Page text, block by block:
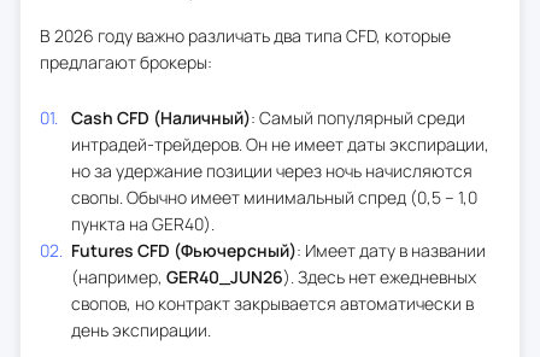
В 2026 году важно различать два типа CFD, которые
предлагают брокеры:
Cash CFD (Наличный): Самый популярный среди
интрадей-трейдеров. Он не имеет даты экспирации,
но за удержание позиции через ночь начисляются
свопы. Обычно имеет минимальный спред (0,5 – 1,0
пункта на GER40).
Futures CFD (Фьючерсный): Имеет дату в названии
(например, GER40_JUN26). Здесь нет ежедневных
свопов, но контракт закрывается автоматически в
день экспирации.